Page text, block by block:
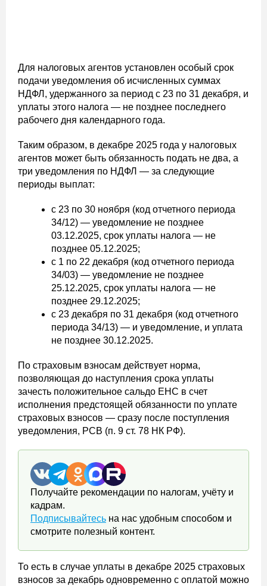
Для налоговых агентов установлен особый срок
подачи уведомления об исчисленных суммах
НДФЛ, удержанного за период с 23 по 31 декабря, и
уплаты этого налога — не позднее последнего
рабочего дня календарного года.
Таким образом, в декабре 2025 года у налоговых
агентов может быть обязанность подать не два, а
три уведомления по НДФЛ — за следующие
периоды выплат:
c 23 по 30 ноября (код отчетного периода
34/12) — уведомление не позднее
03.12.2025, срок уплаты налога — не
позднее 05.12.2025;
с 1 по 22 декабря (код отчетного периода
34/03) — уведомление не позднее
25.12.2025, срок уплаты налога — не
позднее 29.12.2025;
c 23 декабря по 31 декабря (код отчетного
периода 34/13) — и уведомление, и уплата
не позднее 30.12.2025.
По страховым взносам действует норма,
позволяющая до наступления срока уплаты
зачесть положительное сальдо ЕНС в счет
исполнения предстоящей обязанности по уплате
страховых взносов — сразу после поступления
уведомления, РСВ (п. 9 ст. 78 НК РФ).
Получайте рекомендации по налогам, учёту и
кадрам.
Подписывайтесь на нас удобным способом и
смотрите полезный контент.
То есть в случае уплаты в декабре 2025 страховых
взносов за декабрь одновременно с оплатой можно